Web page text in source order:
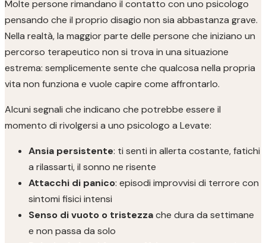
Molte persone rimandano il contatto con uno psicologo
pensando che il proprio disagio non sia abbastanza grave.
Nella realtà, la maggior parte delle persone che iniziano un
percorso terapeutico non si trova in una situazione
estrema: semplicemente sente che qualcosa nella propria
vita non funziona e vuole capire come affrontarlo.
Alcuni segnali che indicano che potrebbe essere il
momento di rivolgersi a uno psicologo a Levate:
Ansia persistente: ti senti in allerta costante, fatichi
a rilassarti, il sonno ne risente
Attacchi di panico: episodi improvvisi di terrore con
sintomi fisici intensi
Senso di vuoto o tristezzache dura da settimane
e non passa da solo